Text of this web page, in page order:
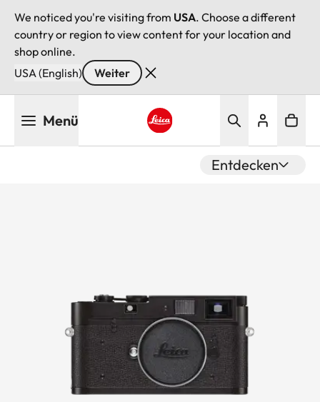
We noticed you're visiting from USA. Choose a different
country or region to view content for your location and
shop online.
USA (English)
Weiter
Menü
Entdecken